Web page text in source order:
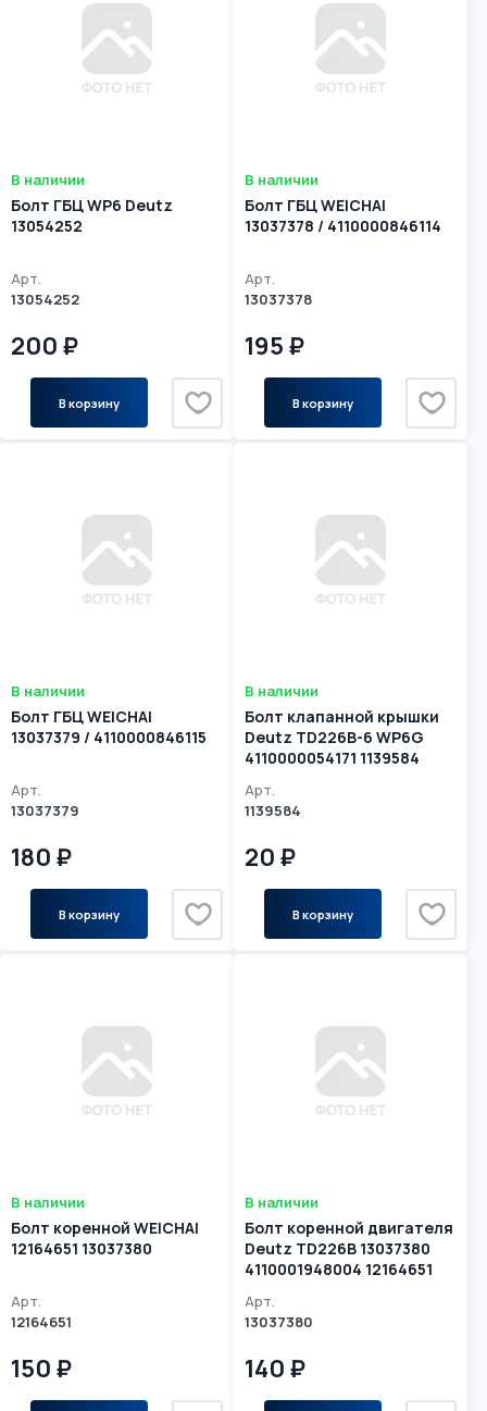
В наличии
Болт ГБЦ WP6 Deutz
13054252
Арт.
13054252
200 ₽
В корзину
В наличии
Болт ГБЦ WEICHAI
13037378 / 4110000846114
Арт.
13037378
195 ₽
В корзину
В наличии
Болт ГБЦ WEICHAI
13037379 / 4110000846115
Арт.
13037379
180 ₽
В корзину
В наличии
Болт клапанной крышки
Deutz TD226B-6 WP6G
4110000054171 1139584
Арт.
1139584
20 ₽
В корзину
В наличии
Болт коренной WEICHAI
12164651 13037380
Арт.
12164651
150 ₽
В наличии
Болт коренной двигателя
Deutz TD226B 13037380
4110001948004 12164651
Арт.
13037380
140 ₽